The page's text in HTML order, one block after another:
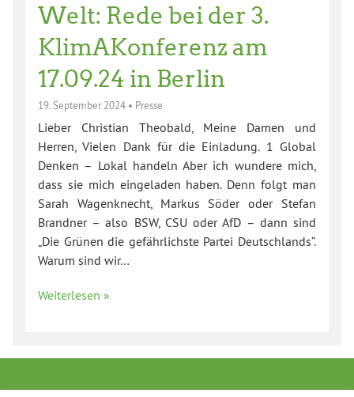
Welt: Rede bei der 3.
KlimAKonferenz am
17.09.24 in Berlin
19. September 2024 • Presse
Lieber Christian Theobald, Meine Damen und
Herren, Vielen Dank für die Einladung. 1 Global
Denken – Lokal handeln Aber ich wundere mich,
dass sie mich eingeladen haben. Denn folgt man
Sarah Wagenknecht, Markus Söder oder Stefan
Brandner – also BSW, CSU oder AfD – dann sind
„Die Grünen die gefährlichste Partei Deutschlands“.
Warum sind wir…
Weiterlesen »